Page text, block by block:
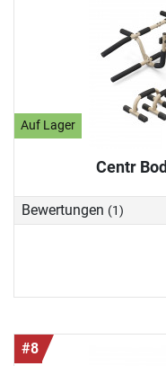
Auf Lager
Centr
Bewertungen (1)
#8